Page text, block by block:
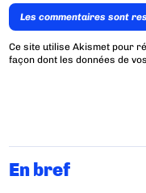
Les commentaires sont
Ce site utilise Akismet pour
façon dont les données de
En bref